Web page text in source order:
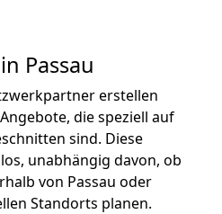
Passau
erstellen
die speziell auf
sind. Diese
unabhängig davon, ob
von Passau oder
Standorts planen.